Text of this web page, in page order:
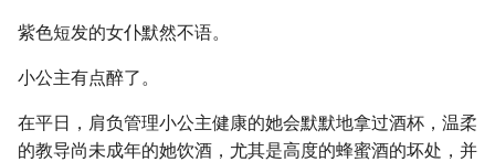
紫色短发的女仆默然不语。
小公主有点醉了。
在平日，肩负管理小公主健康的她会默默地拿过酒杯，温柔
的教导尚未成年的她饮酒，尤其是高度的蜂蜜酒的坏处，并